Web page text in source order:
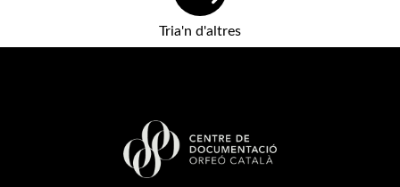
Tria'n d'altres